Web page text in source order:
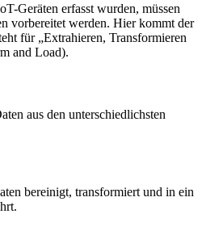
Geräten erfasst wurden, müssen
vorbereitet werden. Hier kommt der
für „Extrahieren, Transformieren
and Load).
aus den unterschiedlichsten
bereinigt, transformiert und in ein